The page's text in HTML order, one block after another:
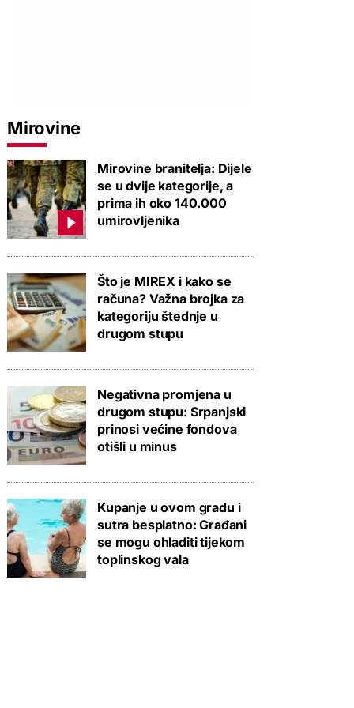
Mirovine
Mirovine branitelja: Dijele
se u dvije kategorije, a
prima ih oko 140.000
umirovljenika
Što je MIREX i kako se
računa? Važna brojka za
kategoriju štednje u
drugom stupu
Negativna promjena u
drugom stupu: Srpanjski
prinosi većine fondova
otišli u minus
Kupanje u ovom gradu i
sutra besplatno: Građani
se mogu ohladiti tijekom
toplinskog vala